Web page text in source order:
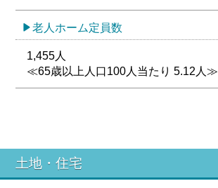
老人ホーム定員数
1,455人
≪65歳以上人口100人当たり 5.12人≫
土地・住宅